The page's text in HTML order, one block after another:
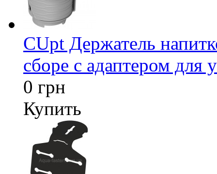
CUpt Держатель
сборе с адаптером для
0 грн
Купить